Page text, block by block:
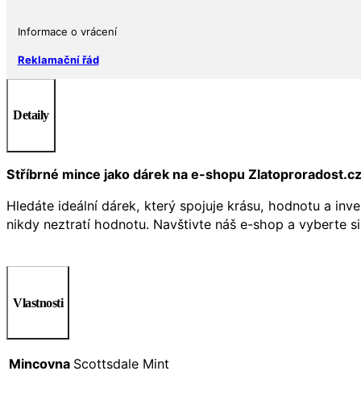
Informace o vrácení
Reklamační řád
Detaily
Stříbrné mince jako dárek na e-shopu Zlatoproradost.cz
Hledáte ideální dárek, který spojuje krásu, hodnotu a
nikdy neztratí hodnotu. Navštivte náš e-shop a vyberte
Vlastnosti
Mincovna Scottsdale Mint